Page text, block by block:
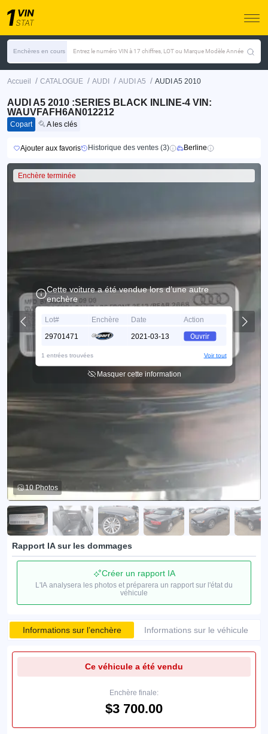
Enchères en cours Entrez le numéro VIN à 17 chiffres, LOT ou Marque Modèle Année
Accueil / CATALOGUE / AUDI / AUDI A5 / AUDI A5 2010
AUDI A5 2010 :SERIES BLACK INLINE-4 VIN:
WAUVFAFH6AN012212
Copart A les clés
Ajouter aux favoris Historique des ventes (3) Berline
Enchère terminée
10 Photos
Cette voiture a été vendue lors d’une autre
enchère
Lot# Enchère Date
Action
29701471
2021-03-13 Ouvrir
1 entrées trouvées Voir tout
Masquer cette information
Rapport IA sur les dommages
Créer un rapport IA
L'IA analysera les photos et préparera un rapport sur l'état du
véhicule
Informations sur l’enchère Informations sur le véhicule
Ce véhicule a été vendu
Enchère finale:
$3 700.00